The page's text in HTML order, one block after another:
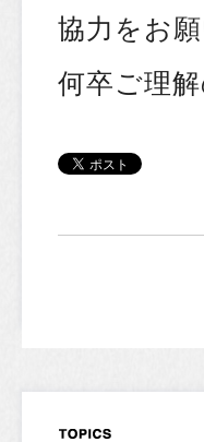
協力をお願
何卒ご理